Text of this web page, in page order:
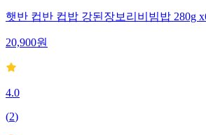
햇반 컵반 컵밥 강된장보리비빔밥 280g
20,900원
4.0
(2)